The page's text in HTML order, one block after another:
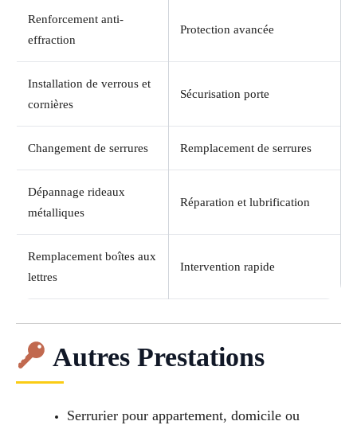
Renforcement anti-
effraction
Protection avancée
Installation de verrous et
cornières
Sécurisation porte
Changement de serrures Remplacement de serrures
Dépannage rideaux
métalliques
Réparation et lubrification
Remplacement boîtes aux
lettres
Intervention rapide
Autres Prestations
Serrurier pour appartement, domicile ou